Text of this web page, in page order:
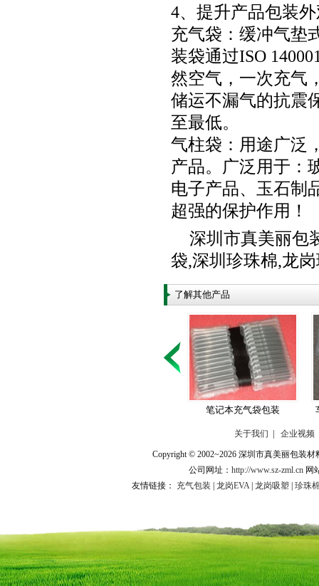
4、提升产品包装
充气袋：缓冲气垫
装袋通过ISO
然空气，一次充气
储运不漏气的抗震
至最低。
气柱袋：用途广泛
产品。广泛用于：
电子产品、玉石制
超强的保护作用！
深圳市真美丽包
袋,深圳珍珠棉,龙
了解其他产品
笔记本充气袋包装
关于我们 企业视频
Copyright © 2002~2026 深圳市真美丽包装
公司网址： http://www.sz-zml.cn 网
友情链接： 充气包装 龙岗EVA| 龙岗吸塑 珍珠